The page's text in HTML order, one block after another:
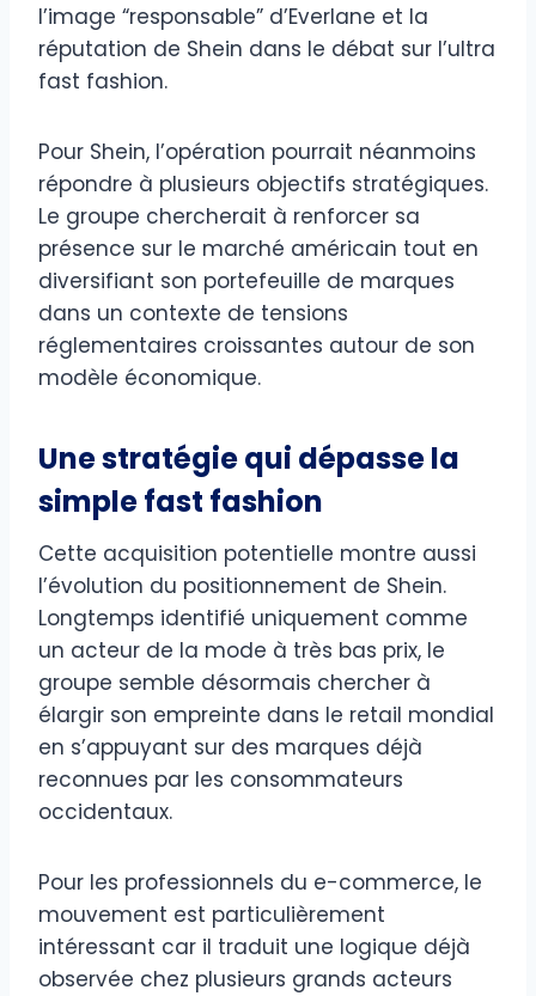
l’image “responsable” d’Everlane et la
réputation de Shein dans le débat sur l’ultra
fast fashion.
Pour Shein, l’opération pourrait néanmoins
répondre à plusieurs objectifs stratégiques.
Le groupe chercherait à renforcer sa
présence sur le marché américain tout en
diversifiant son portefeuille de marques
dans un contexte de tensions
réglementaires croissantes autour de son
modèle économique.
Une stratégie qui dépasse la
simple fast fashion
Cette acquisition potentielle montre aussi
l’évolution du positionnement de Shein.
Longtemps identifié uniquement comme
un acteur de la mode à très bas prix, le
groupe semble désormais chercher à
élargir son empreinte dans le retail mondial
en s’appuyant sur des marques déjà
reconnues par les consommateurs
occidentaux.
Pour les professionnels du e-commerce, le
mouvement est particulièrement
intéressant car il traduit une logique déjà
observée chez plusieurs grands acteurs